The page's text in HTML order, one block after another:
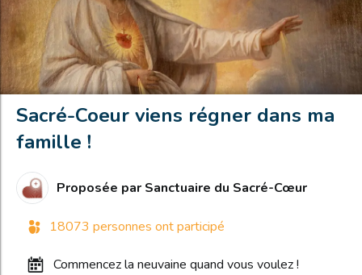
Sacré-Coeur viens régner dans ma
famille !
Proposée par Sanctuaire du Sacré-Cœur
18073 personnes ont participé
commencez la neuvaine quand vous voulez !